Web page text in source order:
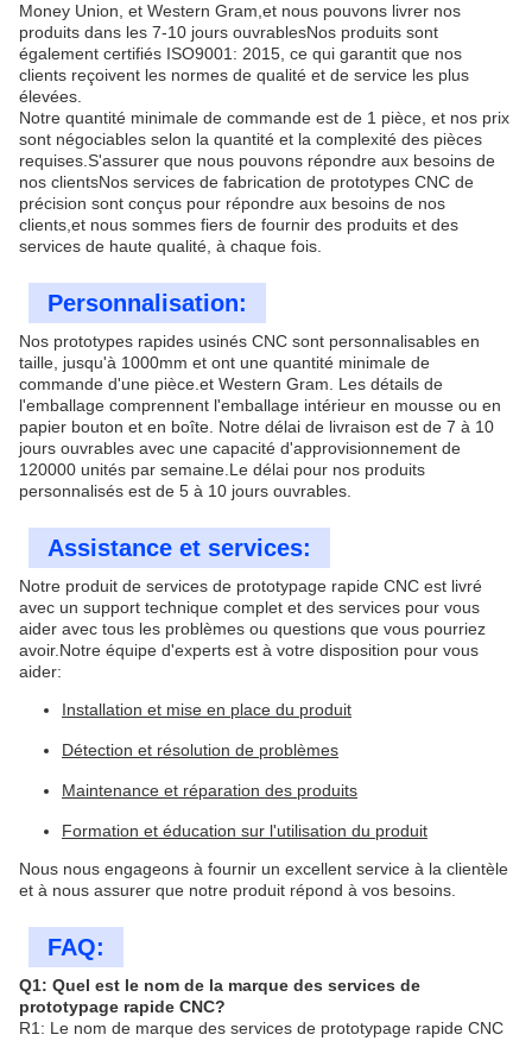
Money Union, et Western Gram,et nous pouvons livrer nos
produits dans les 7-10 jours ouvrablesNos produits sont
également certifiés ISO9001: 2015, ce qui garantit que nos
clients reçoivent les normes de qualité et de service les plus
élevées.
Notre quantité minimale de commande est de 1 pièce, et nos prix
sont négociables selon la quantité et la complexité des pièces
requises.S'assurer que nous pouvons répondre aux besoins de
nos clientsNos services de fabrication de prototypes CNC de
précision sont conçus pour répondre aux besoins de nos
clients,et nous sommes fiers de fournir des produits et des
services de haute qualité, à chaque fois.
Personnalisation:
Nos prototypes rapides usinés CNC sont personnalisables en
taille, jusqu'à 1000mm et ont une quantité minimale de
commande d'une pièce.et Western Gram. Les détails de
l'emballage comprennent l'emballage intérieur en mousse ou en
papier bouton et en boîte. Notre délai de livraison est de 7 à 10
jours ouvrables avec une capacité d'approvisionnement de
120000 unités par semaine.Le délai pour nos produits
personnalisés est de 5 à 10 jours ouvrables.
Assistance et services:
Notre produit de services de prototypage rapide CNC est livré
avec un support technique complet et des services pour vous
aider avec tous les problèmes ou questions que vous pourriez
avoir.Notre équipe d'experts est à votre disposition pour vous
aider:
Installation et mise en place du produit
Détection et résolution de problèmes
Maintenance et réparation des produits
Formation et éducation sur l'utilisation du produit
Nous nous engageons à fournir un excellent service à la clientèle
et à nous assurer que notre produit répond à vos besoins.
FAQ:
Q1: Quel est le nom de la marque des services de
prototypage rapide CNC?
R1: Le nom de marque des services de prototypage rapide CNC